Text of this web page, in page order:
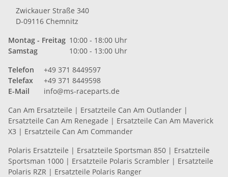
Zwickauer Straße 340
D-09116 Chemnitz
Montag - Freitag 10:00 - 18:00 Uhr
Samstag
10:00 - 13:00 Uhr
Telefon
+49 371 8449597
Telefax
+49 371 8449598
E-Mail
info@ms-raceparts.de
Can Am Ersatzteile | Ersatzteile Can Am Outlander |
Ersatzteile Can Am Renegade | Ersatzteile Can Am Maverick
X3 | Ersatzteile Can Am Commander
Polaris Ersatzteile | Ersatzteile Sportsman 850 | Ersatzteile
Sportsman 1000 | Ersatzteile Polaris Scrambler | Ersatzteile
Polaris RZR | Ersatzteile Polaris Ranger